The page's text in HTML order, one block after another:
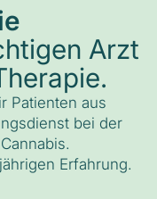
Arzt
Patienten aus
bei der
Erfahrung.